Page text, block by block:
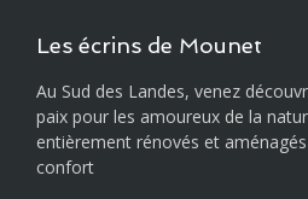
Les écrins de Mounet
Au Sud des Landes, venez
paix pour les amoureux de la
entièrement rénovés et
confort